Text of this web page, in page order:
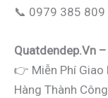
📞 0979 385
Quatdendep.vn –
👉 Miễn Phí Giao
Hàng Thành